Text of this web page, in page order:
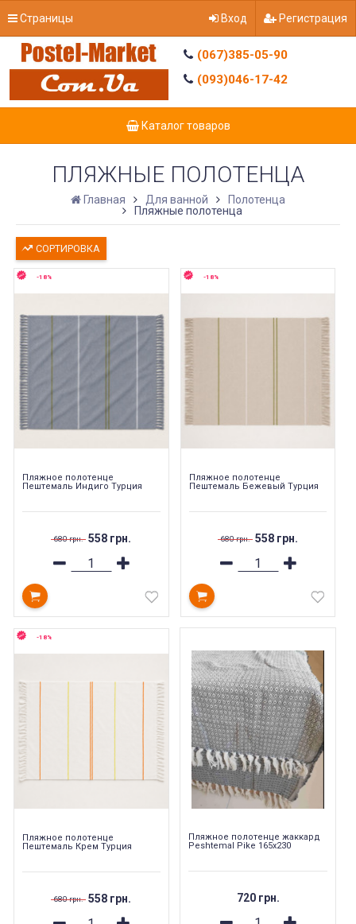
Страницы Вход Регистрация
(067)385-05-90
(093)046-17-42
Каталог товаров
ПЛЯЖНЫЕ ПОЛОТЕНЦА
Главная Для ванной
Полотенца
Пляжные полотенца
СОРТИРОВКА
-18%
Пляжное полотенце
Пештемаль Индиго Турция
680 грн. 558 грн.
-18%
Пляжное полотенце
Пештемаль Бежевый Турция
680 грн. 558 грн.
-18%
Пляжное полотенце
Пештемаль Крем Турция
680 грн. 558 грн.
Пляжное полотенце жаккард
Peshtemal Pike 165х230
720 грн.